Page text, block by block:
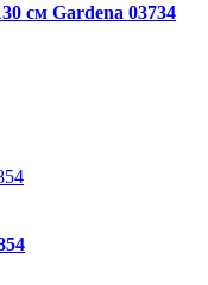
см Gardena 03734